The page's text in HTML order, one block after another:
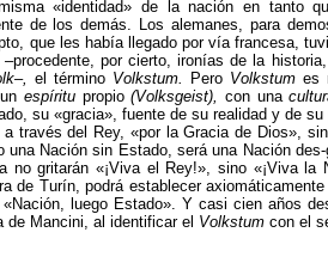
«identidad» de la nación en tanto
de los demás. Los alemanes, para
que les había llegado por vía francesa,
por cierto, ironías de la
el término Volkstum. Pero Volkstum es
unespíritu propio(Volksgeist), con una
su «gracia», fuente de su realidad y de su
través del Rey, «por la Gracia de Dios»,
Nación sin Estado, será una Nación des-
no gritarán «¡Viva el Rey!», sino «¡Viva la
de Turín, podrá establecer
luego Estado». Y casi cien años
Mancini, al identificar el Volkstum con el